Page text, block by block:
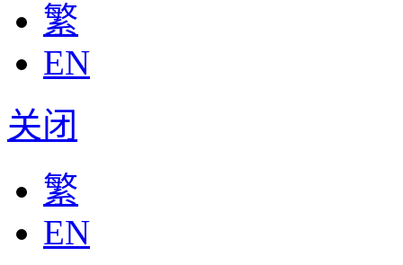
繁
EN
关闭
繁
EN